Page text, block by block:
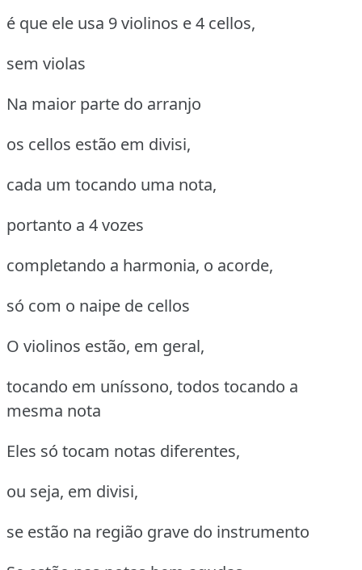
é que ele usa 9 violinos e 4 cellos,
sem violas
Na maior parte do arranjo
os cellos estão em divisi,
cada um tocando uma nota,
portanto a 4 vozes
completando a harmonia, o acorde,
só com o naipe de cellos
O violinos estão, em geral,
tocando em uníssono, todos tocando a
mesma nota
Eles só tocam notas diferentes,
ou seja, em divisi,
se estão na região grave do instrumento